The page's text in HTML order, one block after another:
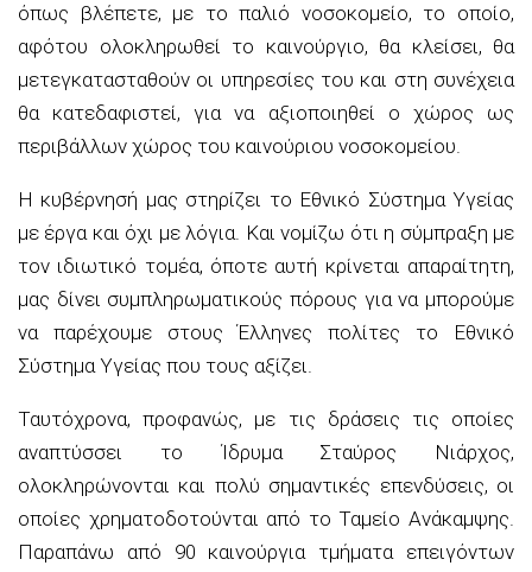
όπως βλέπετε, με το παλιό νοσοκομείο, το οποίο,
αφότου ολοκληρωθεί το καινούργιο, θα κλείσει, θα
μετεγκατασταθούν οι υπηρεσίες του και στη συνέχεια
θα κατεδαφιστεί, για να αξιοποιηθεί ο χώρος ως
περιβάλλων χώρος του καινούριου νοσοκομείου.
Η κυβέρνησή μας στηρίζει το Εθνικό Σύστημα Υγείας
με έργα και όχι με λόγια. Και νομίζω ότι η σύμπραξη με
τον ιδιωτικό τομέα, όποτε αυτή κρίνεται απαραίτητη,
μας δίνει συμπληρωματικούς πόρους για να μπορούμε
να παρέχουμε στους Έλληνες πολίτες το Εθνικό
Σύστημα Υγείας που τους αξίζει.
Ταυτόχρονα, προφανώς, με τις δράσεις τις οποίες
αναπτύσσει το Ίδρυμα Σταύρος Νιάρχος,
ολοκληρώνονται και πολύ σημαντικές επενδύσεις, οι
οποίες χρηματοδοτούνται από το Ταμείο Ανάκαμψης.
Παραπάνω από 90 καινούργια τμήματα επειγόντων